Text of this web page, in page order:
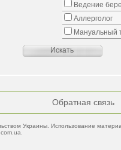
Ведение
Аллерголог
Мануальный
Обратная связь
Украины. Использование